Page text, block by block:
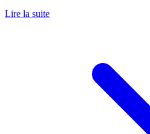
Lire la suite